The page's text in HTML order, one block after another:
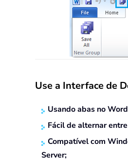
Use a Interface de
Usando abas no
Fácil de alternar
Compatível com
Server;